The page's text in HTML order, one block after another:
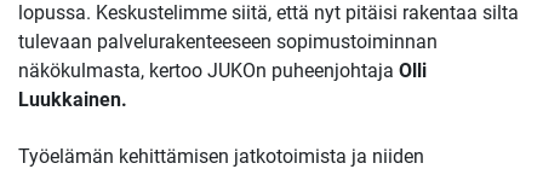
lopussa. Keskustelimme siitä, että nyt pitäisi rakentaa silta
tulevaan palvelurakenteeseen sopimustoiminnan
näkökulmasta, kertoo JUKOn puheenjohtaja Olli
Luukkainen.
Työelämän kehittämisen jatkotoimista ja niiden